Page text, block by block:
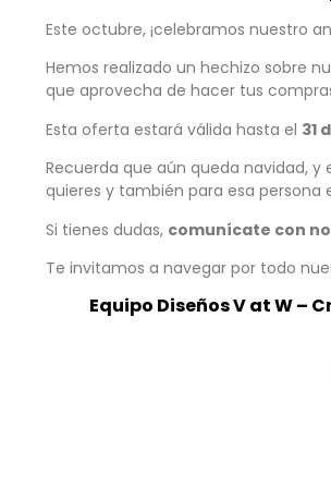
Este octubre, ¡celebramos nuestro
Hemos realizado un hechizo sobre
que aprovecha de hacer tus
Esta oferta estará válida hasta el 31
Recuerda que aún queda navidad,
quieres y también para esa persona
Si tienes dudas, comunícate con
Te invitamos a navegar por todo
Equipo Diseños V at W –